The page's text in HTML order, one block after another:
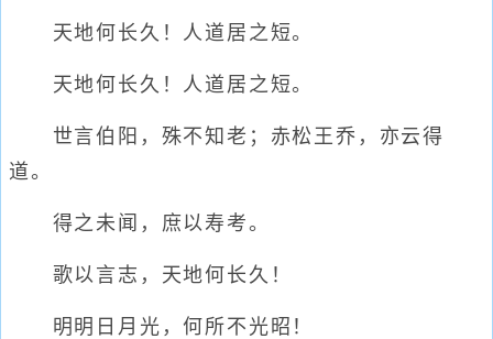
天地何长久！人道居之短。
天地何长久！人道居之短。
世言伯阳，殊不知老；赤松王乔，亦云得
道。
得之未闻，庶以寿考。
歌以言志，天地何长久！
明明日月光，何所不光昭！